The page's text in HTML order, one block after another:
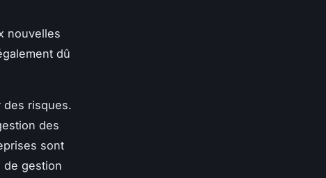
nouvelles
dû
des risques.
des
sont
de gestion